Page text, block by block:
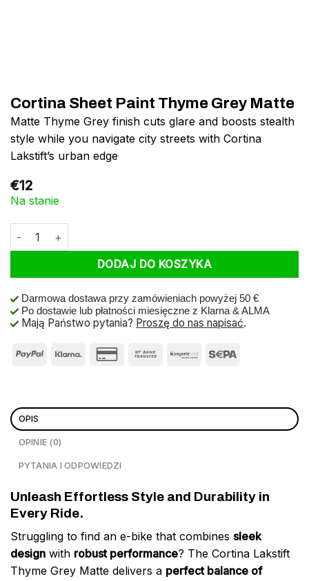
Cortina Sheet Paint Thyme Grey Matte
Matte Thyme Grey finish cuts glare and boosts stealth
style while you navigate city streets with Cortina
Lakstift’s urban edge
€12
Na stanie
ilość Cortina Sheet Paint Thyme Grey Matte
DODAJ DO KOSZYKA
Darmowa dostawa przy zamówieniach powyżej 50 €
Po dostawie lub płatności miesięczne z Klarna & ALMA
Mają Państwo pytania? Proszę do nas napisać.
OPIS
OPINIE (0)
PYTANIA I ODPOWIEDZI
Unleash Effortless Style and Durability in
Every Ride.
Struggling to find an e-bike that combines sleek
design with robust performance? The Cortina Lakstift
Thyme Grey Matte delivers a perfect balance of